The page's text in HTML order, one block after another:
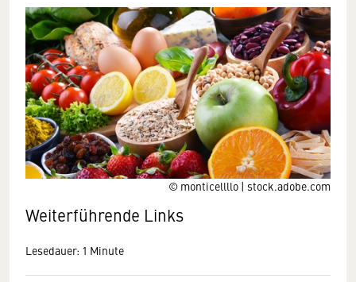
© monticellllo | stock.adobe.com
Weiterführende Links
Lesedauer: 1 Minute